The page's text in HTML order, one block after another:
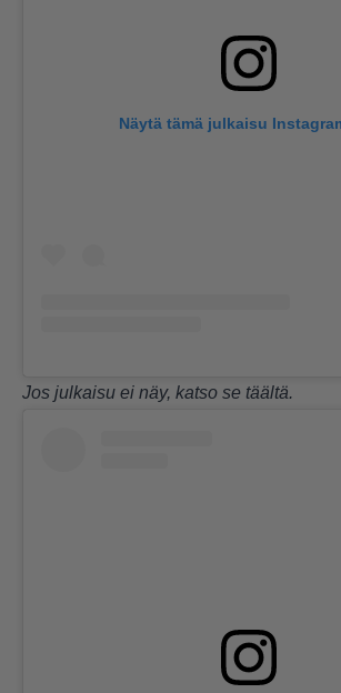
Näytä tämä julkaisu
Jos julkaisu ei näy, katso se täältä.